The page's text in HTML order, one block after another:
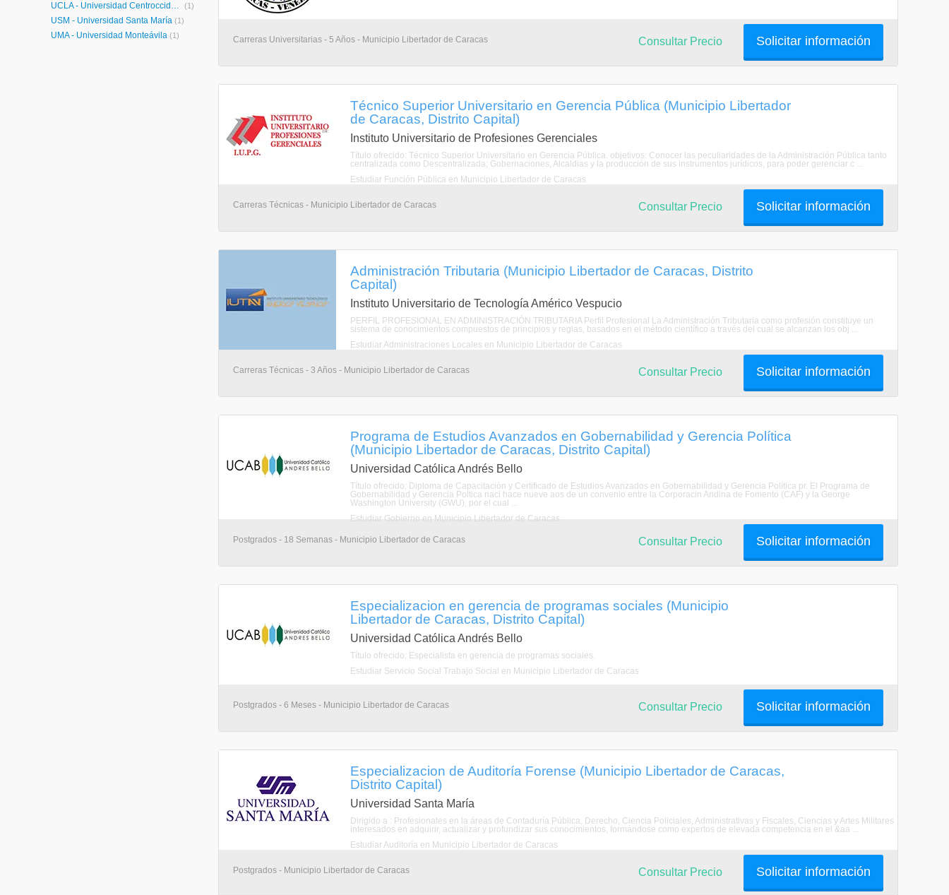
UCLA - Universidad Centroccidental Lisandro Alvarado (1)
USM - Universidad Santa María (1)
UMA - Universidad Monteávila (1) Carreras Universitarias - 5 Años - Municipio Libertador de Caracas Solicitar información
Consultar Precio
Técnico Superior Universitario en Gerencia Pública (Municipio Libertador
de Caracas, Distrito Capital)
Instituto Universitario de Profesiones Gerenciales
Título ofrecido: Técnico Superior Universitario en Gerencia Pública. objetivos: Conocer las peculiaridades de la Administración Pública tanto
centralizada como Descentralizada; Gobernaciones, Alcaldias y la producción de sus instrumentos jurídicos, para poder gerenciar c ...
Estudiar Función Pública en Municipio Libertador de Caracas
Carreras Técnicas - Municipio Libertador de Caracas Solicitar información
Consultar Precio
Administración Tributaria (Municipio Libertador de Caracas, Distrito
Capital)
Instituto Universitario de Tecnología Américo Vespucio
PERFIL PROFESIONAL EN ADMINISTRACIÓN TRIBUTARIA Perfil Profesional La Administración Tributaria como profesión constituye un
sistema de conocimientos compuestos de principios y reglas, basados en el método científico a través del cual se alcanzan los obj ...
Estudiar Administraciones Locales en Municipio Libertador de Caracas
Carreras Técnicas - 3 Años - Municipio Libertador de Caracas Solicitar información
Consultar Precio
Programa de Estudios Avanzados en Gobernabilidad y Gerencia Política
(Municipio Libertador de Caracas, Distrito Capital)
Universidad Católica Andrés Bello
Título ofrecido: Diploma de Capacitación y Certificado de Estudios Avanzados en Gobernabilidad y Gerencia Política pr. El Programa de
Gobernabilidad y Gerencia Poltica naci hace nueve aos de un convenio entre la Corporacin Andina de Fomento (CAF) y la George
Washington University (GWU), por el cual ...
Estudiar Gobierno en Municipio Libertador de Caracas
Postgrados - 18 Semanas - Municipio Libertador de Caracas Solicitar información
Consultar Precio
Especializacion en gerencia de programas sociales (Municipio
Libertador de Caracas, Distrito Capital)
Universidad Católica Andrés Bello
Título ofrecido: Especialista en gerencia de programas sociales.
Estudiar Servicio Social Trabajo Social en Municipio Libertador de Caracas
Postgrados - 6 Meses - Municipio Libertador de Caracas Solicitar información
Consultar Precio
Especializacion de Auditoría Forense (Municipio Libertador de Caracas,
Distrito Capital)
Universidad Santa María
Dirigido a : Profesionales en la áreas de Contaduría Pública, Derecho, Ciencia Policiales, Administrativas y Fiscales, Ciencias y Artes Militares
interesados en adquirir, actualizar y profundizar sus conocimientos, formándose como expertos de elevada competencia en el &aa ...
Estudiar Auditoría en Municipio Libertador de Caracas
Postgrados - Municipio Libertador de Caracas Solicitar información
Consultar Precio